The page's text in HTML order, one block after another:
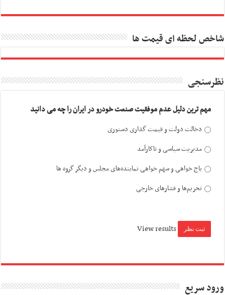
شاخص لحظه ای قیمت ها
نظرسنجی
مهم ترین دلیل عدم موفقیت صنعت خودرو در ایران را چه می دانید
دخالت دولت و قیمت گذاری دستوری
مدیریت سیاسی و ناکارآمد
باج خواهی و سهم خواهی نماینده‌های مجلس و دیگر گروه ها
تحریم‌ها و فشارهای خارجی
View results
ورود سریع